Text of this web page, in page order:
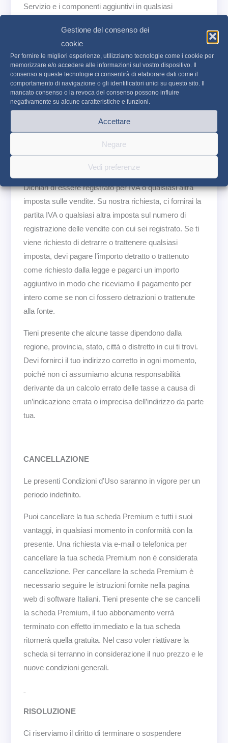
Gestione del consenso dei
cookie
Per fornire le migliori esperienze, utilizziamo tecnologie come i cookie per
memorizzare e/o accedere alle informazioni sul vostro dispositivo. Il
consenso a queste tecnologie ci consentirà di elaborare dati come il
comportamento di navigazione o gli identificatori unici su questo sito. Il
mancato consenso o la revoca del consenso possono influire
negativamente su alcune caratteristiche e funzioni.
Accettare
Negare
Vedi preferenze
Servizio e i componenti aggiuntivi in ​​qualsiasi
riservata. Il nuovo prezzo si applica solo ai nuovi
software, mentre per voi rimarrà sempre quello
accettato la prima volta.
L’imposta sul valore aggiunto (IVA) o qualsiasi altra
imposta sulle vendite (indipendentemente dalla
designazione dell’imposta adottata in varie
giurisdizioni) verrà aggiunta al prezzo di pagamento in
Dichiari di essere registrato per IVA o qualsiasi altra
imposta sulle vendite. Su nostra richiesta, ci fornirai la
partita IVA o qualsiasi altra imposta sul numero di
registrazione delle vendite con cui sei registrato. Se ti
viene richiesto di detrarre o trattenere qualsiasi
imposta, devi pagare l’importo detratto o trattenuto
come richiesto dalla legge e pagarci un importo
aggiuntivo in modo che riceviamo il pagamento per
intero come se non ci fossero detrazioni o trattenute
alla fonte.
Tieni presente che alcune tasse dipendono dalla
regione, provincia, stato, città o distretto in cui ti trovi.
Devi fornirci il tuo indirizzo corretto in ogni momento,
poiché non ci assumiamo alcuna responsabilità
derivante da un calcolo errato delle tasse a causa di
un’indicazione errata o imprecisa dell’indirizzo da parte
tua.
CANCELLAZIONE
Le presenti Condizioni d’Uso saranno in vigore per un
periodo indefinito.
Puoi cancellare la tua scheda Premium e tutti i suoi
vantaggi, in qualsiasi momento in conformità con la
presente. Una richiesta via e-mail o telefonica per
cancellare la tua scheda Premium non è considerata
cancellazione. Per cancellare la scheda Premium è
necessario seguire le istruzioni fornite nella pagina
web di software Italiani. Tieni presente che se cancelli
la scheda Premium, il tuo abbonamento verrà
terminato con effetto immediato e la tua scheda
ritornerà quella gratuita. Nel caso voler riattivare la
scheda si terranno in considerazione il nuo prezzo e le
nuove condizioni generali.
RISOLUZIONE
Ci riserviamo il diritto di terminare o sospendere